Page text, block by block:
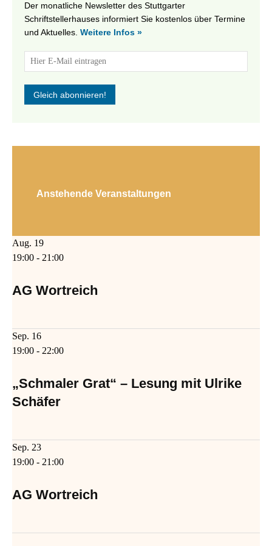
Der monatliche Newsletter des Stuttgarter
Schriftstellerhauses informiert Sie kostenlos über Termine
und Aktuelles. Weitere Infos »
Anstehende Veranstaltungen
Aug. 19
19:00 - 21:00
AG Wortreich
Sep. 16
19:00 - 22:00
„Schmaler Grat“ – Lesung mit Ulrike
Schäfer
Sep. 23
19:00 - 21:00
AG Wortreich